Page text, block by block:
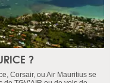
?
Corsair, ou Air Mauritius se